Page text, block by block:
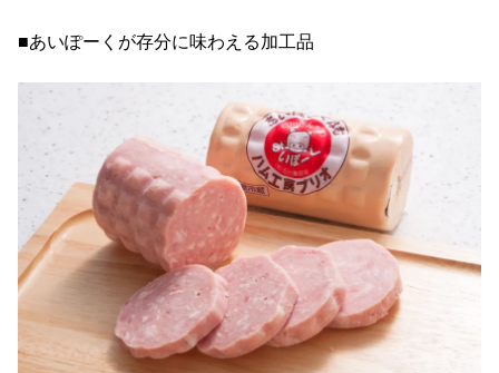
■あいぽーくが存分に味わえる加工品